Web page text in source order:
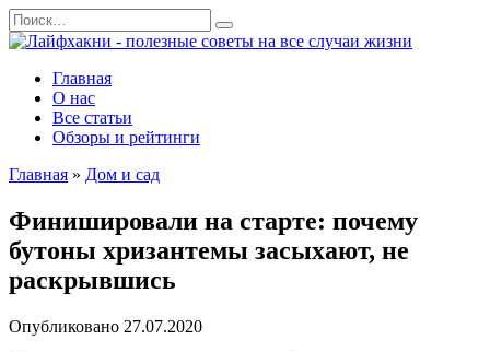
Перейти
к
содержанию
Search
for:
Главная
О нас
Все статьи
Обзоры и рейтинги
Главная » Дом и сад
Финишировали на старте: почему
бутоны хризантемы засыхают, не
раскрывшись
Опубликовано 27.07.2020